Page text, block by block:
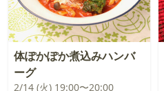
体ぽかぽか煮込みハンバ
ーグ
2/14 (火) 19:00〜20:00